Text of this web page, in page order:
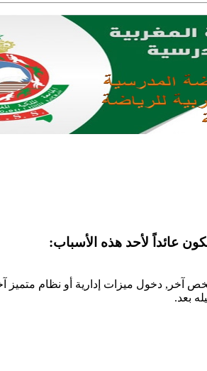
عائداً لأحد هذه الأسباب:
آخر, دخول ميزات إدارية أو نظام متميز
بعد.